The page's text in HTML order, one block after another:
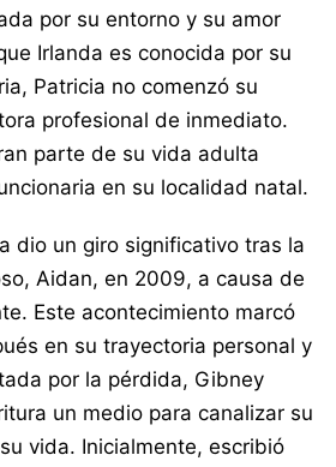
por su entorno y su amor
Irlanda es conocida por su
Patricia no comenzó su
profesional de inmediato.
parte de su vida adulta
en su localidad natal.
dio un giro significativo tras la
Aidan, en 2009, a causa de
Este acontecimiento marcó
en su trayectoria personal y
por la pérdida, Gibney
un medio para canalizar su
vida. Inicialmente, escribió